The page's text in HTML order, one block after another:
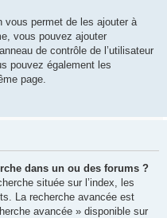
vous permet de les ajouter à
vous pouvez ajouter
de contrôle de l’utilisateur
pouvez également les
page.
dans un ou des forums ?
située sur l’index, les
La recherche avancée est
avancée » disponible sur